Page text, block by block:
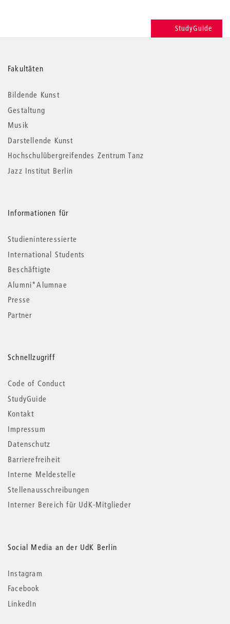
StudyGuide
Weitere
Informationen
Fakultäten
Bildende Kunst
Gestaltung
Musik
Darstellende Kunst
Hochschulübergreifendes Zentrum Tanz
Jazz Institut Berlin
Informationen für
Studieninteressierte
International Students
Beschäftigte
Alumni*Alumnae
Presse
Partner
Schnellzugriff
Code of Conduct
StudyGuide
Kontakt
Impressum
Datenschutz
Barrierefreiheit
Interne Meldestelle
Stellenausschreibungen
Interner Bereich für UdK-Mitglieder
Social Media an der UdK Berlin
Instagram
Facebook
LinkedIn